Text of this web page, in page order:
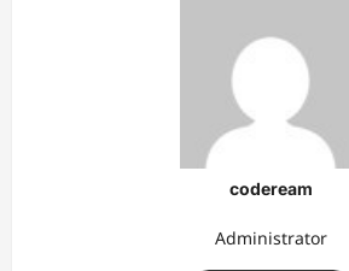
codeream
Administrator